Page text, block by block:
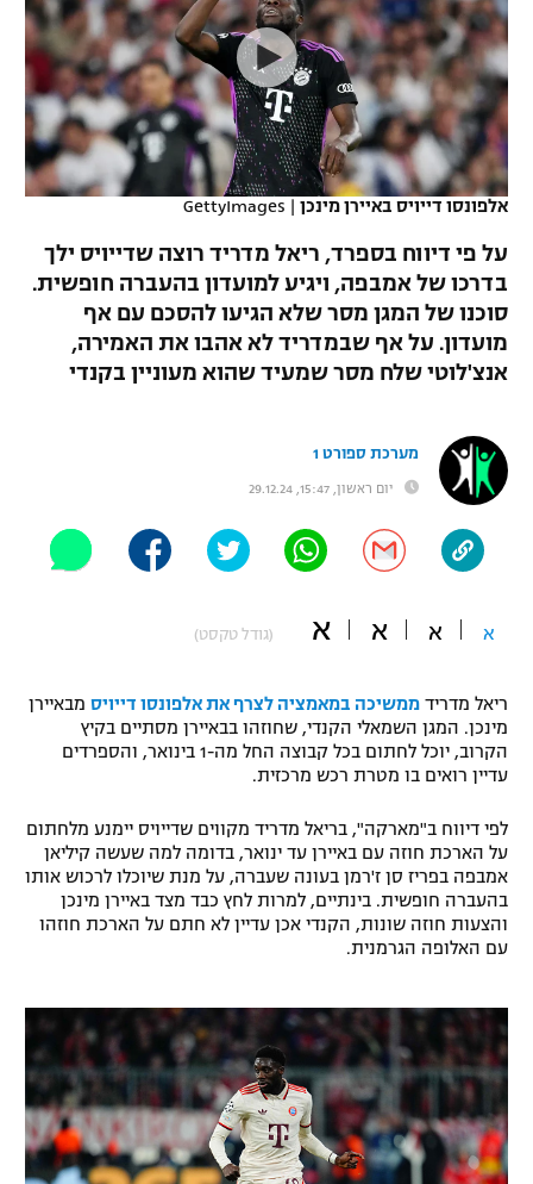
VOD
רץ ברשת
תוצאות
לוח שידורים
"מעל הליגה" – פודקאסט
"מחצית בשכונה" – פודקאסט
משתתפים וזוכים בפרסים
תקנון משתתפים וזוכים בפרסים
תקנון עבור פעילות אלקטרה
תקנון עבור פעילות ספורט 1 – "מרלן"
טניס
תנאי שימוש
תקנון פעילות ספורט 1
רשיון להקרנה פומבית לבית עסק
הצטרפות לחבילת הערוצים
נבחרת ישראל
מכבי חיפה
בית"ר ירושלים
מכבי תל אביב
הפועל תל אביב
הפועל חיפה
הפועל באר שבע
בני יהודה
ליגה ספרדית
ליגה איטלקית
ליגה צרפתית
ליגה טורקית
ליגה סינית
ליגות נוספות
כדורסל נשים
מכבי תל אביב
הפועל חולון
הפועל ירושלים
דני אבדיה
יורוליג
יורוקאפ
טניס
כדוריד
כדורעף
שחייה
ג'ודו
אגרוף
UFC
היאבקות WWE
ספורט מוטורי
כדורמים
פוטבול אמריקאי NFL
ספורט אתגרי ואקסטרים
אומנויות לחימה
אלפונסו דייויס באיירן מינכן |
GettyImages
על פי דיווח בספרד, ריאל מדריד רוצה שדייויס ילך
בדרכו של אמבפה, ויגיע למועדון בהעברה חופשית.
סוכנו של המגן מסר שלא הגיעו להסכם עם אף
מועדון. על אף שבמדריד לא אהבו את האמירה,
אנצ'לוטי שלח מסר שמעיד שהוא מעוניין בקנדי
מערכת ספורט 1
יום ראשון, 15:47, 29.12.24
א א א א (גודל טקסט)
ריאל מדריד ממשיכה במאמציה לצרף את אלפונסו דייויס מבאיירן
מינכן. המגן השמאלי הקנדי, שחוזהו בבאיירן מסתיים בקיץ
הקרוב, יוכל לחתום בכל קבוצה החל מה-1 בינואר, והספרדים
עדיין רואים בו מטרת רכש מרכזית.
לפי דיווח ב"מארקה", בריאל מדריד מקווים שדייויס יימנע מלחתום
על הארכת חוזה עם באיירן עד ינואר, בדומה למה שעשה קיליאן
אמבפה בפריז סן ז'רמן בעונה שעברה, על מנת שיוכלו לרכוש אותו
בהעברה חופשית. בינתיים, למרות לחץ כבד מצד באיירן מינכן
והצעות חוזה שונות, הקנדי אכן עדיין לא חתם על הארכת חוזהו
עם האלופה הגרמנית.